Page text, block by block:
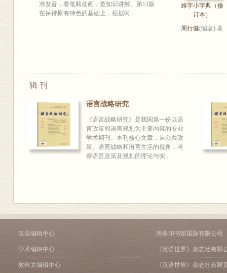
准发音，看笔顺动画，查知识讲解。第13版
在保持原有特色的基础上，根据时...
难字小字典（修
订本）
周行健(编著) 著
辑 刊
语言战略研究
《语言战略研究》是我国第一份以语
言政策和语言规划为主要内容的专业
学术期刊。本刊核心文章，从公共政
策、语言战略和语言生活的视角，考
察语言政策及规划的理论与实...
汉语编辑中心
学术编辑中心
教科文编辑中心
商务印书馆国际有限公司
《英语世界》杂志社有限
《汉语世界》杂志社有限